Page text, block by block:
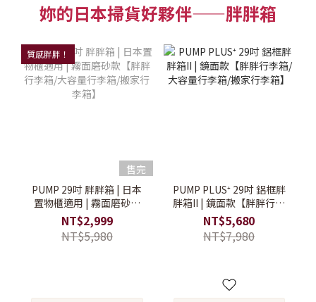
妳的日本掃貨好夥伴——胖胖箱
質感胖胖！
售完
PUMP 29吋 胖胖箱 | 日本
置物櫃適用 | 霧面磨砂款
【胖胖行李箱/大容量行李
箱/搬家行李箱】
NT$2,999
NT$5,980
PUMP PLUS⁺ 29吋 鋁框胖
胖箱II | 鏡面款【胖胖行李
箱/大容量行李箱/搬家行李
箱】
NT$5,680
NT$7,980